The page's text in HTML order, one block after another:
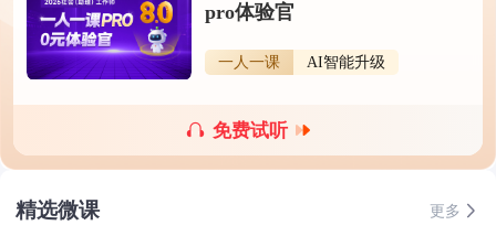
pro体验官
一人一课 AI智能升级
免费试听
精选微课 更多